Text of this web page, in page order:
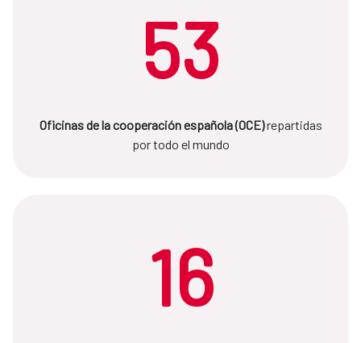
53
Oficinas de la cooperación española (OCE)repartidas
por todo el mundo
16